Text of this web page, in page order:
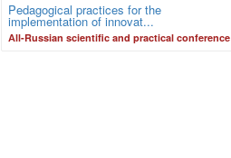
Pedagogical practices for the
implementation of innovat...
Аll-Russian scientific and practical conference